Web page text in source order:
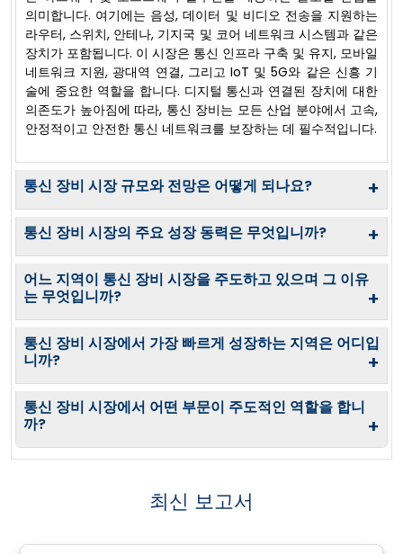
의미합니다. 여기에는 음성, 데이터 및 비디오 전송을 지원하는
라우터, 스위치, 안테나, 기지국 및 코어 네트워크 시스템과 같은
장치가 포함됩니다. 이 시장은 통신 인프라 구축 및 유지, 모바일
네트워크 지원, 광대역 연결, 그리고 IoT 및 5G와 같은 신흥 기
술에 중요한 역할을 합니다. 디지털 통신과 연결된 장치에 대한
의존도가 높아짐에 따라, 통신 장비는 모든 산업 분야에서 고속,
안정적이고 안전한 통신 네트워크를 보장하는 데 필수적입니다.
통신 장비 시장 규모와 전망은 어떻게 되나요? +
통신 장비 시장의 주요 성장 동력은 무엇입니까? +
어느 지역이 통신 장비 시장을 주도하고 있으며 그 이유
는 무엇입니까?
+
통신 장비 시장에서 가장 빠르게 성장하는 지역은 어디입
니까?
+
통신 장비 시장에서 어떤 부문이 주도적인 역할을 합니
까?
+
최신 보고서